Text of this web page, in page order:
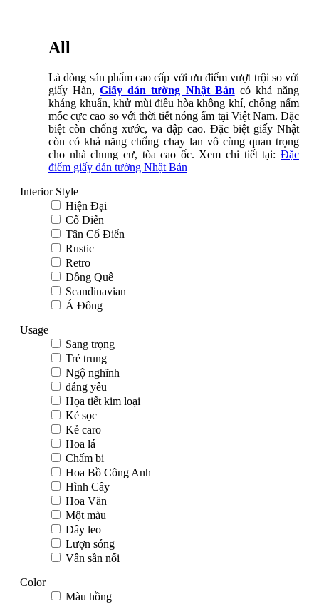
All
Là dòng sản phẩm cao cấp với ưu điểm vượt trội so với
giấy Hàn,Giấy dán tường Nhật Bảncó khả năng
kháng khuẩn, khử mùi điều hòa không khí, chống nấm
mốc cực cao so với thời tiết nóng ẩm tại Việt Nam. Đặc
biệt còn chống xước, va đập cao. Đặc biệt giấy Nhật
còn có khả năng chống chay lan vô cùng quan trọng
cho nhà chung cư, tòa cao ốc. Xem chi tiết tại: Đặc
điểm giấy dán tường Nhật Bản
Interior Style
Hiện Đại
Cổ Điển
Tân Cổ Điển
Rustic
Retro
Đồng Quê
Scandinavian
Á Đông
Usage
Sang trọng
Trẻ trung
Ngộ nghĩnh
đáng yêu
Họa tiết kim loại
Kẻ sọc
Kẻ caro
Hoa lá
Chấm bi
Hoa Bồ Công Anh
Hình Cây
Hoa Văn
Một màu
Dây leo
Lượn sóng
Vân sần nổi
Color
Màu hồng